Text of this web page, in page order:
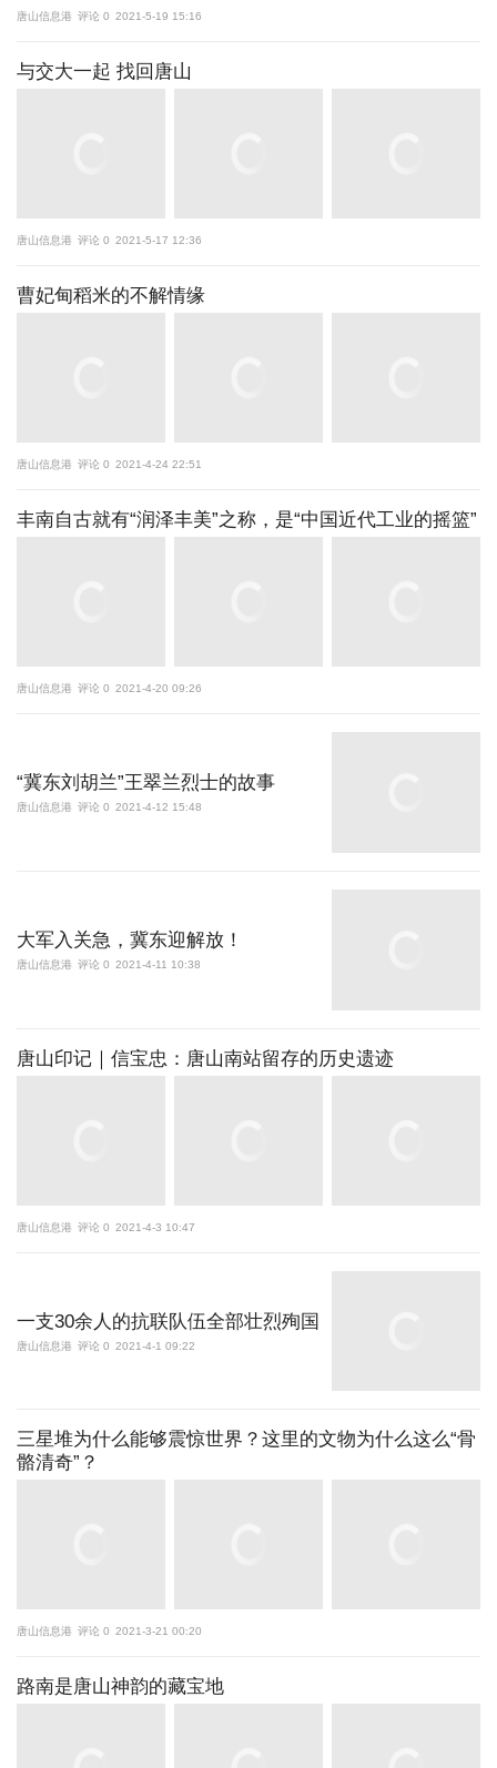
唐山信息港 评论 0 2021-5-19 15:16
与交大一起 找回唐山
唐山信息港 评论 0 2021-5-17 12:36
曹妃甸稻米的不解情缘
唐山信息港 评论 0 2021-4-24 22:51
丰南自古就有“润泽丰美”之称，是“中国近代工业的摇篮”
唐山信息港 评论 0 2021-4-20 09:26
“冀东刘胡兰”王翠兰烈士的故事
唐山信息港 评论 0 2021-4-12 15:48
大军入关急，冀东迎解放！
唐山信息港 评论 0 2021-4-11 10:38
唐山印记｜信宝忠：唐山南站留存的历史遗迹
唐山信息港 评论 0 2021-4-3 10:47
一支30余人的抗联队伍全部壮烈殉国
唐山信息港 评论 0 2021-4-1 09:22
三星堆为什么能够震惊世界？这里的文物为什么这么“骨
骼清奇”？
唐山信息港 评论 0 2021-3-21 00:20
路南是唐山神韵的藏宝地